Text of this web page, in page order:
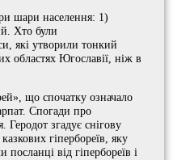
шари населення: 1)
Хто були
які утворили тонкий
областях Югославії, ніж в
що спочатку означало
Спогади про
згадує снігову
гіпербореїв, яку
від гіпербореїв і